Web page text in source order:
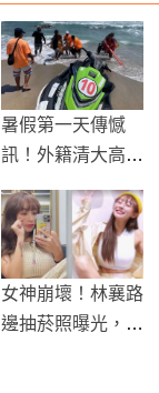
暑假第一天傳憾
訊！外籍清大高材
生前是AI學霸
女神崩壞！林襄路
邊抽菸照曝光，經